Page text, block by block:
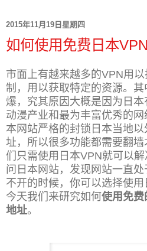
2015年11月19日星期四
如何使用免费日本
市面上有越来越多的VPN用
制，用以获取特定的资源。其
爆，究其原因大概是因为日
动漫产业和最为丰富优秀的
本网站严格的封锁日本当地
址，所以很多功能都需要翻
们只需使用日本VPN就可以
问日本网站，发现网站一直
不开的时候，你可以选择使用
今天我们来研究如何使用免费
地址。